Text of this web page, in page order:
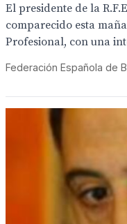
El presidente de la
comparecido esta
Profesional, con una
Federación Española de